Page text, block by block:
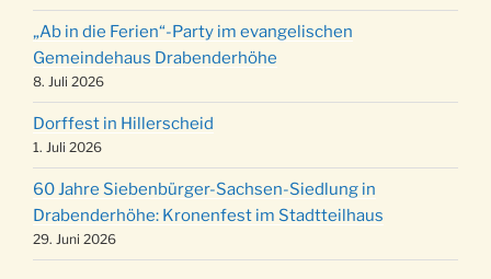
„Ab in die Ferien“-Party im evangelischen
Gemeindehaus Drabenderhöhe
8. Juli 2026
Dorffest in Hillerscheid
1. Juli 2026
60 Jahre Siebenbürger-Sachsen-Siedlung in
Drabenderhöhe: Kronenfest im Stadtteilhaus
29. Juni 2026